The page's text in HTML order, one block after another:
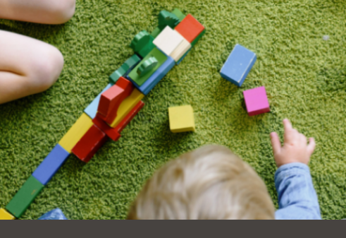
Biblioteca
Ambulante OMI
Ortega
Park
Parkside
Sunset
Treasure Island
Visitacion Valley
West Portal
Western